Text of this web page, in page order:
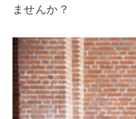
ませんか？